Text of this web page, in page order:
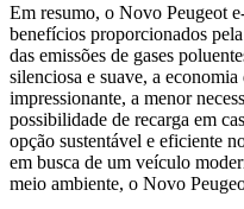
Em resumo, o Novo Peugeot
benefícios proporcionados
das emissões de gases
silenciosa e suave, a
impressionante, a menor
possibilidade de recarga em
opção sustentável e eficiente
em busca de um veículo
meio ambiente, o Novo